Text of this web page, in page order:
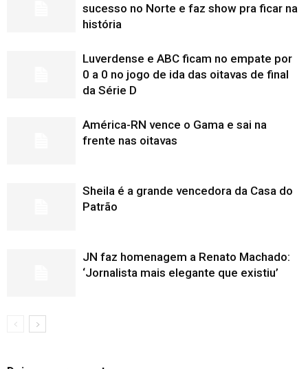
sucesso no Norte e faz show pra ficar na
história
Luverdense e ABC ficam no empate por
0 a 0 no jogo de ida das oitavas de final
da Série D
América-RN vence o Gama e sai na
frente nas oitavas
Sheila é a grande vencedora da Casa do
Patrão
JN faz homenagem a Renato Machado:
‘Jornalista mais elegante que existiu’